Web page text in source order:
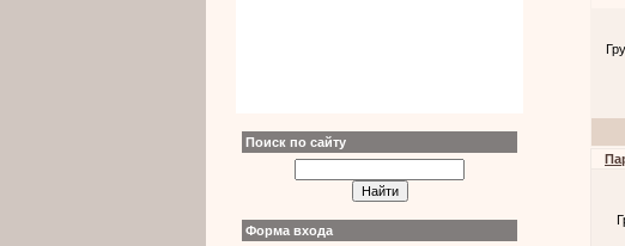
Поиск по сайту
Форма входа